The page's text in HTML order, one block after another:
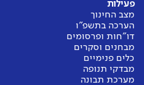
פעילות
מצב החינוך
הערכה בתשפ"ו
דו"חות ופרסומים
מבחנים וסקרים
כלים פנימיים
מבדקי תנופה
מערכת תבונה